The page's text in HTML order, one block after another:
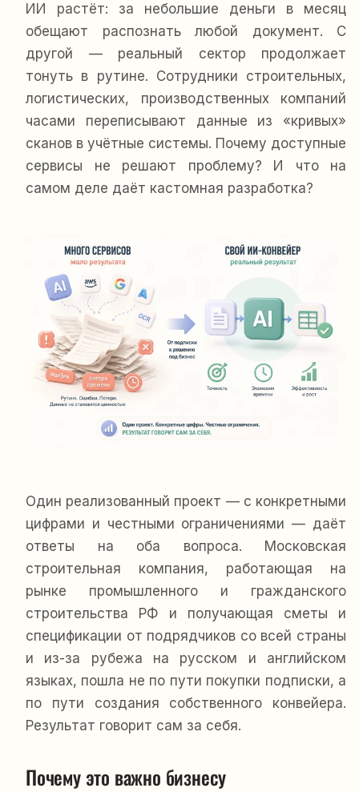
ИИ растёт: за небольшие деньги в месяц
обещают распознать любой документ. С
другой — реальный сектор продолжает
тонуть в рутине. Сотрудники строительных,
логистических, производственных компаний
часами переписывают данные из «кривых»
сканов в учётные системы. Почему доступные
сервисы не решают проблему? И что на
самом деле даёт кастомная разработка?
Один реализованный проект — с конкретными
цифрами и честными ограничениями — даёт
ответы на оба вопроса. Московская
строительная компания, работающая на
рынке промышленного и гражданского
строительства РФ и получающая сметы и
спецификации от подрядчиков со всей страны
и из-за рубежа на русском и английском
языках, пошла не по пути покупки подписки, а
по пути создания собственного конвейера.
Результат говорит сам за себя.
Почему это важно бизнесу